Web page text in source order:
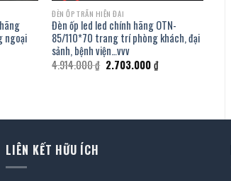
ngoại
ĐÈN ỐP TRẦN HIỆN ĐẠI
Đèn ốp led led chính hãng OTN-
85/110*70 trang trí phòng khách, đại
sảnh, bệnh viện…vvv
4.914.000₫ Giá
gốc
2.703.000₫Giá
hiện
LIÊN KẾT HỮU ÍCH